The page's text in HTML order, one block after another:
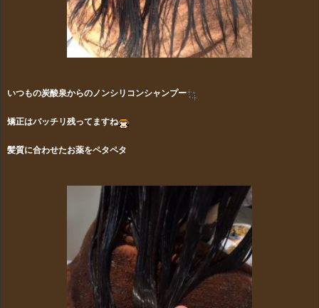
いつもの炭酸泉からのノンシリコンシャンプー
矯正はバッチリ残ってますね
髪質に合わせたお薬をペタペタ